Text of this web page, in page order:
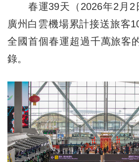
春運39天（2026年2月2
廣州白雲機場累計接送旅客
全國首個春運超過千萬旅客
錄。